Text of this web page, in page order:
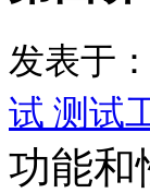
发表于
试 测试
功能和